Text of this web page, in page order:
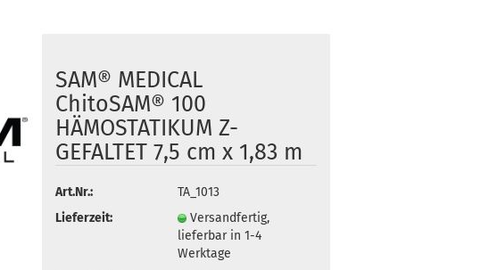
SAM® MEDICAL
ChitoSAM® 100
HÄMOSTATIKUM Z-
GEFALTET 7,5 cm x 1,83 m
Art.Nr.:
TA_1013
Lieferzeit:
Versandfertig,
lieferbar in 1-4
Werktage